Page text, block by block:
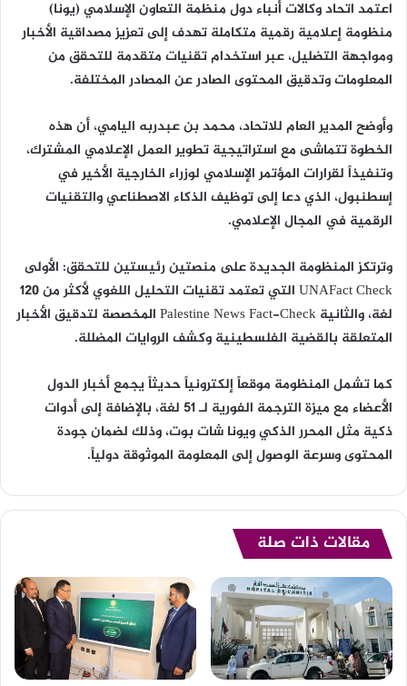
اعتمد اتحاد وكالات أنباء دول منظمة التعاون الإسلامي (يونا)
منظومة إعلامية رقمية متكاملة تهدف إلى تعزيز مصداقية الأخبار
ومواجهة التضليل، عبر استخدام تقنيات متقدمة للتحقق من
المعلومات وتدقيق المحتوى الصادر عن المصادر المختلفة.
وأوضح المدير العام للاتحاد، محمد بن عبدربه اليامي، أن هذه
الخطوة تتماشى مع استراتيجية تطوير العمل الإعلامي المشترك،
وتنفيذاً لقرارات المؤتمر الإسلامي لوزراء الخارجية الأخير في
إسطنبول، الذي دعا إلى توظيف الذكاء الاصطناعي والتقنيات
الرقمية في المجال الإعلامي.
وترتكز المنظومة الجديدة على منصتين رئيستين للتحقق: الأولى
UNAFact Check التي تعتمد تقنيات التحليل اللغوي لأكثر من 120
لغة، والثانية Palestine News Fact-Check المخصصة لتدقيق الأخبار
المتعلقة بالقضية الفلسطينية وكشف الروايات المضللة.
كما تشمل المنظومة موقعاً إلكترونياً حديثاً يجمع أخبار الدول
الأعضاء مع ميزة الترجمة الفورية لـ 51 لغة، بالإضافة إلى أدوات
ذكية مثل المحرر الذكي ويونا شات بوت، وذلك لضمان جودة
المحتوى وسرعة الوصول إلى المعلومة الموثوقة دولياً.
مقالات ذات صلة